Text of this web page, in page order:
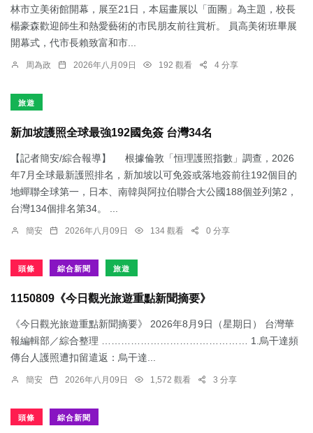
林市立美術館開幕，展至21日，本屆畫展以「面團」為主題，校長
楊豪森歡迎師生和熱愛藝術的市民朋友前往賞析。 員高美術班畢展
開幕式，代市長賴致富和市...
周為政 2026年八月09日 192 觀看 4 分享
旅遊
新加坡護照全球最強192國免簽 台灣34名
【記者簡安/綜合報導】 根據倫敦「恒理護照指數」調查，2026
年7月全球最新護照排名，新加坡以可免簽或落地簽前往192個目的
地蟬聯全球第一，日本、南韓與阿拉伯聯合大公國188個並列第2，
台灣134個排名第34。 ...
簡安 2026年八月09日 134 觀看 0 分享
頭條 綜合新聞 旅遊
1150809《今日觀光旅遊重點新聞摘要》
《今日觀光旅遊重點新聞摘要》 2026年8月9日（星期日） 台灣華
報編輯部／綜合整理 ……………………………………… 1.烏干達頻
傳台人護照遭扣留遣返：​烏干達...
簡安 2026年八月09日 1,572 觀看 3 分享
頭條 綜合新聞